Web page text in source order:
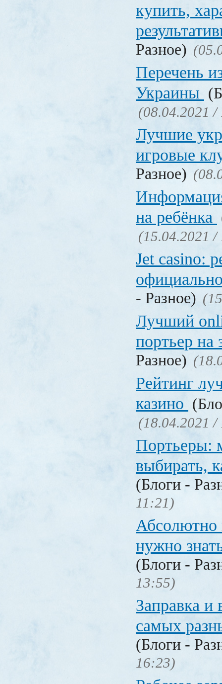
купить,
Разное)
Перечень
Украины
(08.04.2021 /
Лучшие
игровые
Разное)
на ребёнка
(15.04.2021 /
Jet casino:
- Разное)
Лучший
портьер на
Разное)
Рейтинг
казино
(18.04.2021 /
Портьеры:
выбирать,
(Блоги -
11:21)
Абсолютно
нужно
(Блоги -
13:55)
Заправка и
самых
(Блоги -
16:23)